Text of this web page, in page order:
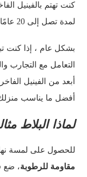
كنت تهتم بالفينيل
لمدة تصل إلى 20 عامًا أو أكثر.
بشكل عام ، إذا
التعامل مع التجارب
أفضل ما يناسب
لماذا البلاط
للحصول على لمسة
مقاومة للرطوبة، ضع